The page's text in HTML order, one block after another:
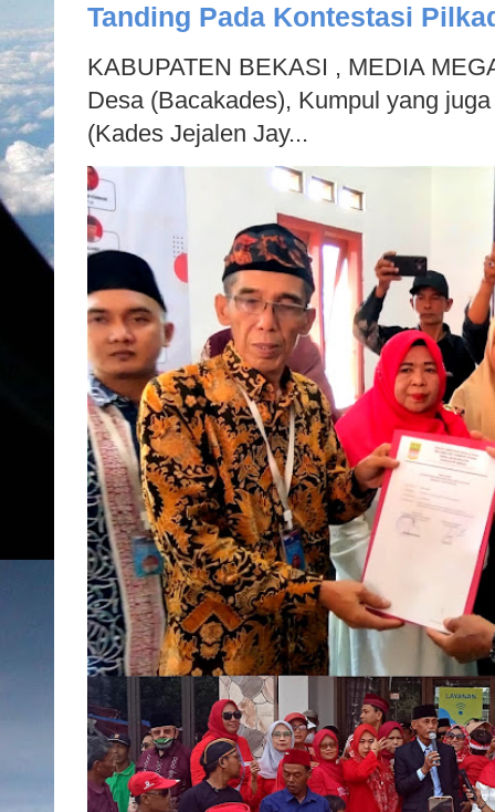
Tanding Pada Kontestasi
KABUPATEN BEKASI , MEDIA
Desa (Bacakades), Kumpul yang
(Kades Jejalen Jay...